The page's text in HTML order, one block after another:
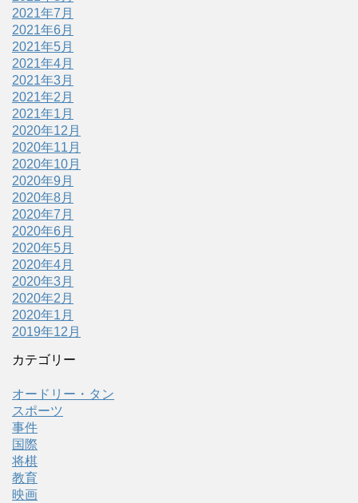
2021年7月
2021年6月
2021年5月
2021年4月
2021年3月
2021年2月
2021年1月
2020年12月
2020年11月
2020年10月
2020年9月
2020年8月
2020年7月
2020年6月
2020年5月
2020年4月
2020年3月
2020年2月
2020年1月
2019年12月
カテゴリー
オードリー・タン
スポーツ
事件
国際
将棋
教育
映画